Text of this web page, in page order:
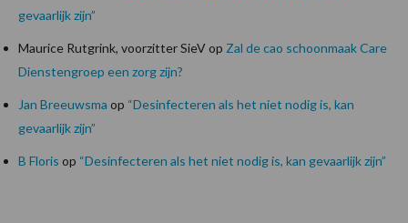
gevaarlijk zijn”
Maurice Rutgrink, voorzitter SieVop Zal de cao schoonmaak Care
Dienstengroep een zorg zijn?
Jan Breeuwsma op “Desinfecteren als het niet nodig is, kan
gevaarlijk zijn”
B Floris op “Desinfecteren als het niet nodig is, kan gevaarlijk zijn”